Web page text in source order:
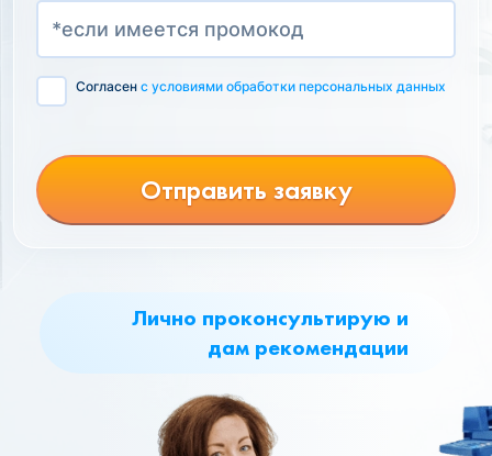
Лично проконсультирую и
дам рекомендации
Согласен с условиями обработки персональных данных
Отправить заявку